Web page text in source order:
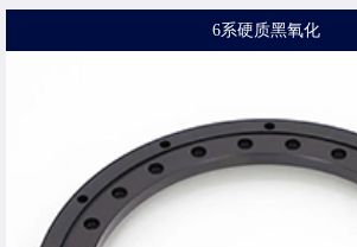
6系硬质黑氧化